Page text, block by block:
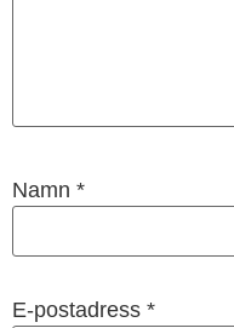
Namn *
E-postadress *